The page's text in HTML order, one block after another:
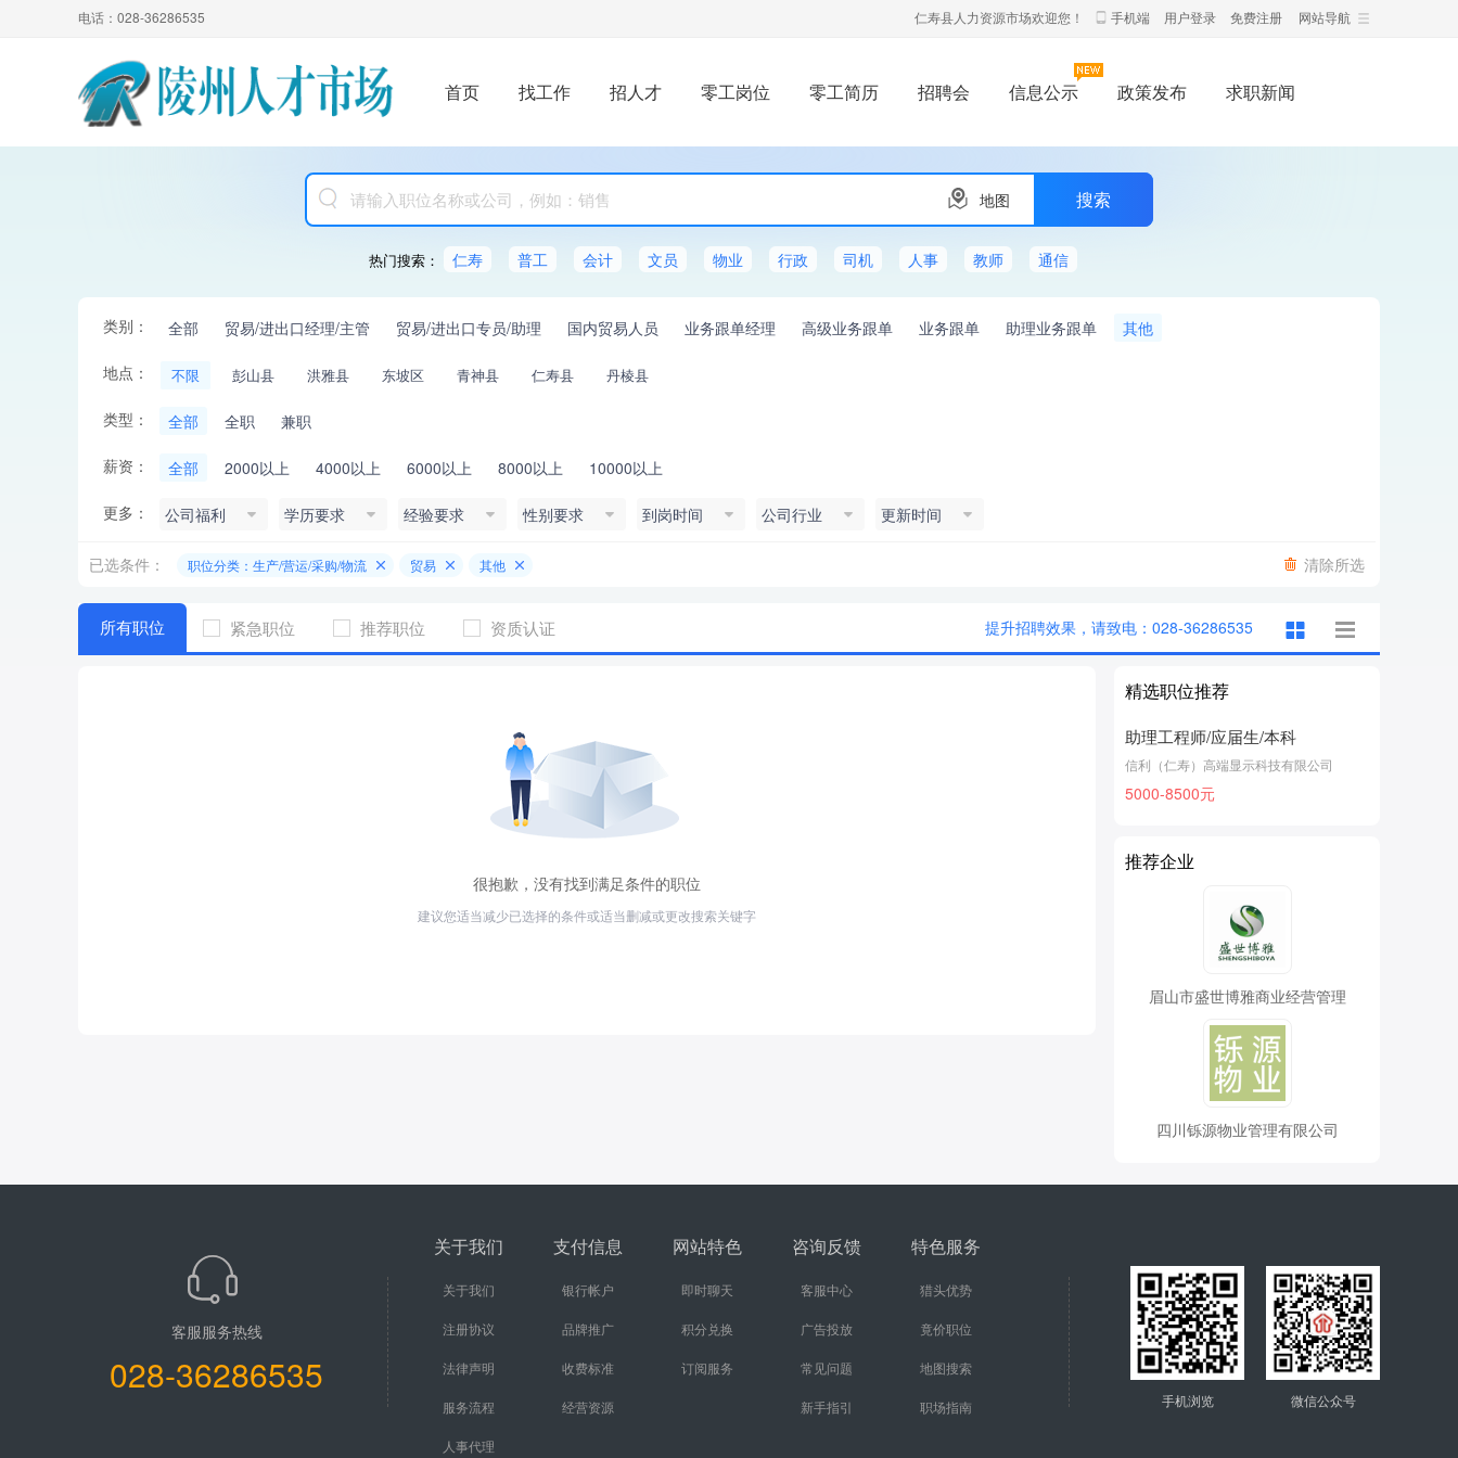
电话：028-36286535 网站导航
仁寿县人力资源市场欢迎您！ 手机端 用户登录 免费注册
首页 找工作 招人才 零工岗位 零工简历 招聘会 信息公示 政策发布 求职新闻
地图
热门搜索： 仁寿 普工 会计 文员 物业 行政 司机 人事 教师 通信
类别： 全部 贸易/进出口经理/主管 贸易/进出口专员/助理 国内贸易人员 业务跟单经理 高级业务跟单 业务跟单 助理业务跟单 其他
地点： 不限 彭山县 洪雅县 东坡区 青神县 仁寿县 丹棱县
类型： 全部 全职 兼职
薪资： 全部 2000以上 4000以上 6000以上 8000以上 10000以上
更多： 公司福利 学历要求 经验要求 性别要求 到岗时间 公司行业 更新时间
清除所选
已选条件： 职位分类：生产/营运/采购/物流 贸易 其他
所有职位 紧急职位 推荐职位 资质认证 提升招聘效果，请致电：028-36286535
很抱歉，没有找到满足条件的职位
建议您适当减少已选择的条件或适当删减或更改搜索关键字
精选职位推荐
助理工程师/应届生/本科
信利（仁寿）高端显示科技有限公司
5000-8500元
推荐企业
眉山市盛世博雅商业经营管理
四川铄源物业管理有限公司
客服服务热线
028-36286535
关于我们
关于我们
注册协议
法律声明
服务流程
人事代理
支付信息
银行帐户
品牌推广
收费标准
经营资源
网站特色
即时聊天
积分兑换
订阅服务
咨询反馈
客服中心
广告投放
常见问题
新手指引
特色服务
猎头优势
竟价职位
地图搜索
职场指南 微信公众号
手机浏览